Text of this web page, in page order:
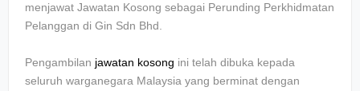
menjawat Jawatan Kosong sebagai Perunding Perkhidmatan
Pelanggan di Gin Sdn Bhd.
Pengambilan jawatan kosong ini telah dibuka kepada
seluruh warganegara Malaysia yang berminat dengan